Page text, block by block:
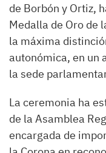
de Borbón y Ortiz,
Medalla de Oro de
la máxima
autonómica, en un
la sede
La ceremonia ha
de la Asamblea
encargada de